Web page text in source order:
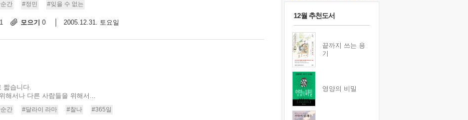
간 #정민 #잊을 수 없는
1 모으기 0 2005.12.31. 토요일
짧습니다.
해서나 다른 사람들을 위해서...
간 #달라이 라마 #찰나 #365일
12월 추천도서
끝까지 쓰는 용
기
영양의 비밀